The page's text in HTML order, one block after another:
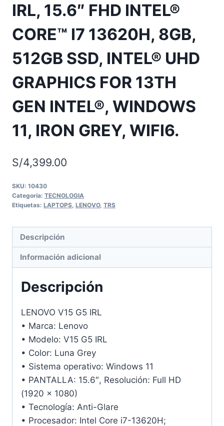
IRL, 15.6″ FHD INTEL®
CORE™ I7 13620H, 8GB,
512GB SSD, INTEL® UHD
GRAPHICS FOR 13TH
GEN INTEL®, WINDOWS
11, IRON GREY, WIFI6.
S/4,399.00
SKU: 10430
Categoría: TECNOLOGIA
Etiquetas: LAPTOPS LENOVO, TRS
Descripción
Información adicional
Descripción
LENOVO V15 G5 IRL
• Marca: Lenovo
• Modelo: V15 G5 IRL
• Color: Luna Grey
• Sistema operativo: Windows 11
• PANTALLA: 15.6″, Resolución: Full HD
(1920 × 1080)
• Tecnología: Anti-Glare
• Procesador: Intel Core i7-13620H;